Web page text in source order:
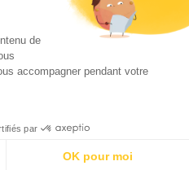
2025-2026 Tout droits réservés
de
accompagner pendant votre
par
OK pour moi